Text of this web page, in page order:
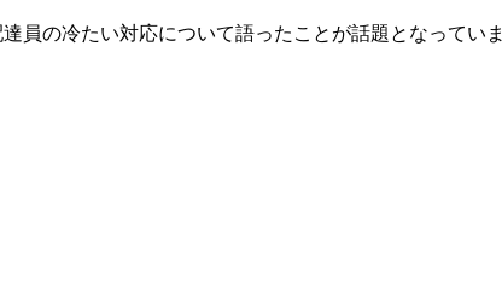
員の冷たい対応について語ったことが話題となっていま